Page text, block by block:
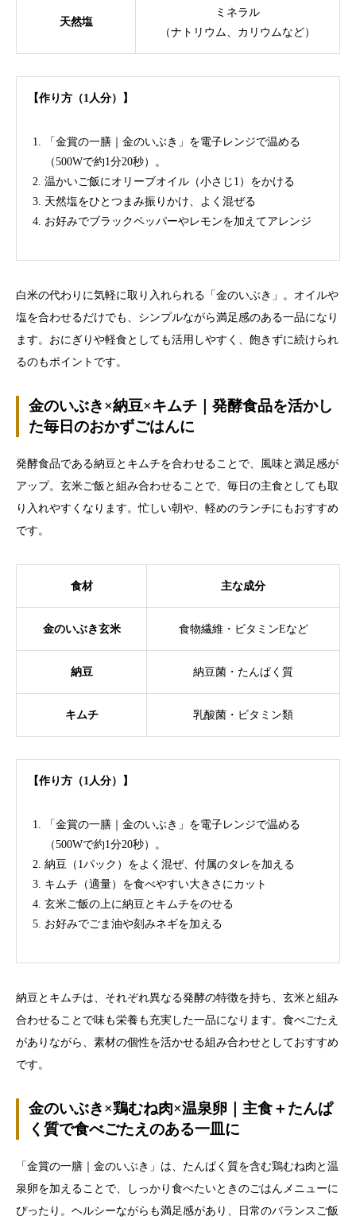
天然塩
ミネラル
（ナトリウム、カリウムなど）
【作り方（1人分）】
「金賞の一膳｜金のいぶき」を電子レンジで温める
（500Wで約1分20秒）。
温かいご飯にオリーブオイル（小さじ1）をかける
天然塩をひとつまみ振りかけ、よく混ぜる
お好みでブラックペッパーやレモンを加えてアレンジ
白米の代わりに気軽に取り入れられる「金のいぶき」。オイルや
塩を合わせるだけでも、シンプルながら満足感のある一品になり
ます。おにぎりや軽食としても活用しやすく、飽きずに続けられ
るのもポイントです。
金のいぶき×納豆×キムチ｜発酵食品を活かし
た毎日のおかずごはんに
発酵食品である納豆とキムチを合わせることで、風味と満足感が
アップ。玄米ご飯と組み合わせることで、毎日の主食としても取
り入れやすくなります。忙しい朝や、軽めのランチにもおすすめ
です。
食材 主な成分
金のいぶき玄米 食物繊維・ビタミンEなど
納豆 納豆菌・たんぱく質
キムチ 乳酸菌・ビタミン類
【作り方（1人分）】
「金賞の一膳｜金のいぶき」を電子レンジで温める
（500Wで約1分20秒）。
納豆（1パック）をよく混ぜ、付属のタレを加える
キムチ（適量）を食べやすい大きさにカット
玄米ご飯の上に納豆とキムチをのせる
お好みでごま油や刻みネギを加える
納豆とキムチは、それぞれ異なる発酵の特徴を持ち、玄米と組み
合わせることで味も栄養も充実した一品になります。食べごたえ
がありながら、素材の個性を活かせる組み合わせとしておすすめ
です。
金のいぶき×鶏むね肉×温泉卵｜主食＋たんぱ
く質で食べごたえのある一皿に
「金賞の一膳｜金のいぶき」は、たんぱく質を含む鶏むね肉と温
泉卵を加えることで、しっかり食べたいときのごはんメニューに
ぴったり。ヘルシーながらも満足感があり、日常のバランスご飯